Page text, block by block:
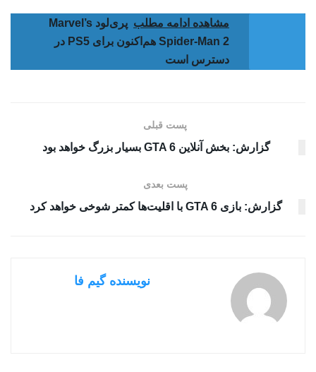
مشاهده ادامه مطلب
پری‌لود Marvel’s
Spider-Man 2 هم‌اکنون برای PS5 در
دسترس است
پست قبلی
گزارش: بخش آنلاین GTA 6 بسیار بزرگ خواهد بود
پست بعدی
گزارش: بازی GTA 6 با اقلیت‌ها کمتر شوخی خواهد کرد
نویسنده گیم فا